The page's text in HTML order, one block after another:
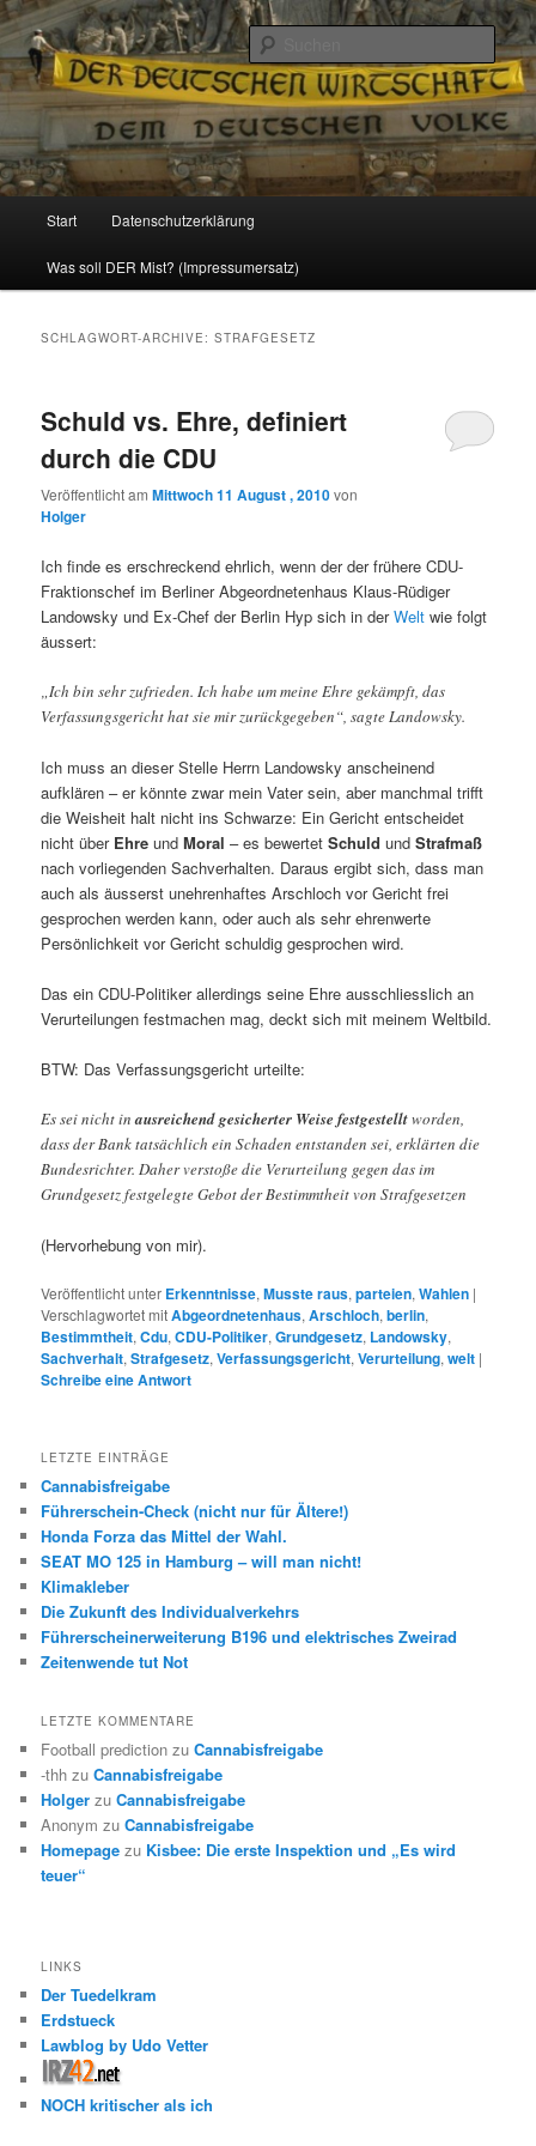
Reizzentrum
Politik, Wirtschaft, Soziales und Gesellschaft
Zum
Inhalt
Zum
sekundären
Start Datenschutzerklärung
Was soll DER Mist? (Impressumersatz)
SCHLAGWORT-ARCHIVE:STRAFGESETZ
Schuld vs. Ehre, definiert
durch die CDU
Veröffentlicht amMittwoch 11 August , 2010von
Holger
Ich finde es erschreckend ehrlich, wenn der der frühere CDU-
Fraktionschef im Berliner Abgeordnetenhaus Klaus-Rüdiger
Landowsky und Ex-Chef der Berlin Hyp sich in derWelt wie folgt
äussert:
„Ich bin sehr zufrieden. Ich habe um meine Ehre gekämpft, das
Verfassungsgericht hat sie mir zurückgegeben“, sagte Landowsky.
Ich muss an dieser Stelle Herrn Landowsky anscheinend
aufklären – er könnte zwar mein Vater sein, aber manchmal trifft
die Weisheit halt nicht ins Schwarze: Ein Gericht entscheidet
nicht über Ehre undMoral – es bewertetSchuld undStrafmaß
nach vorliegenden Sachverhalten. Daraus ergibt sich, dass man
auch als äusserst unehrenhaftes Arschloch vor Gericht frei
gesprochen werden kann, oder auch als sehr ehrenwerte
Persönlichkeit vor Gericht schuldig gesprochen wird.
Das ein CDU-Politiker allerdings seine Ehre ausschliesslich an
Verurteilungen festmachen mag, deckt sich mit meinem Weltbild.
BTW: Das Verfassungsgericht urteilte:
Es sei nicht inausreichend gesicherter Weise festgestelltworden,
dass der Bank tatsächlich ein Schaden entstanden sei, erklärten die
Bundesrichter. Daher verstoße die Verurteilung gegen das im
Grundgesetz festgelegte Gebot der Bestimmtheit von Strafgesetzen
(Hervorhebung von mir).
Veröffentlicht unter Erkenntnisse,Musste raus,parteien,Wahlen |
Verschlagwortet mitAbgeordnetenhaus,Arschloch,berlin,
Bestimmtheit,Cdu,CDU-Politiker,Grundgesetz, Landowsky,
Sachverhalt,Strafgesetz,Verfassungsgericht,Verurteilung,welt |
Schreibe eine Antwort
LETZTE EINTRÄGE
Cannabisfreigabe
Führerschein-Check (nicht nur für Ältere!)
Honda Forza das Mittel der Wahl.
SEAT MO 125 in Hamburg – will man nicht!
Klimakleber
Die Zukunft des Individualverkehrs
Führerscheinerweiterung B196 und elektrisches Zweirad
Zeitenwende tut Not
LETZTE KOMMENTARE
Football prediction zuCannabisfreigabe
-thh zuCannabisfreigabe
Holger zuCannabisfreigabe
Anonym zuCannabisfreigabe
Homepage zu Kisbee: Die erste Inspektion und „Es wird
teuer“
LINKS
Der Tuedelkram
Erdstueck
Lawblog by Udo Vetter
NOCH kritischer als ich